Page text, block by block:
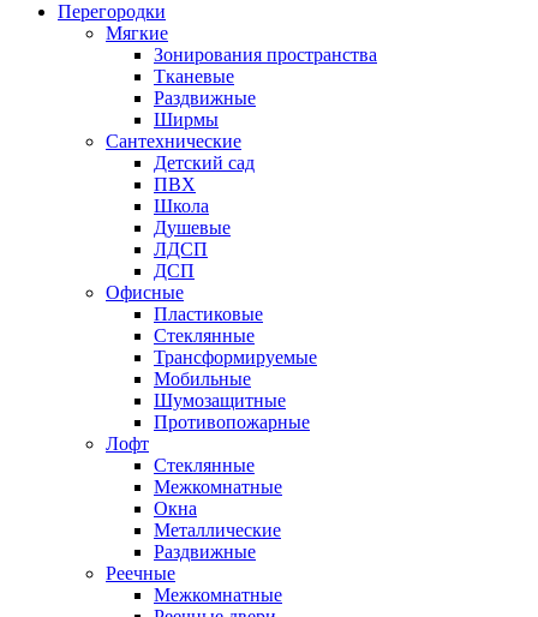
Перегородки
Мягкие
Зонирования пространства
Тканевые
Раздвижные
Ширмы
Сантехнические
Детский сад
ПВХ
Школа
Душевые
ЛДСП
ДСП
Офисные
Пластиковые
Стеклянные
Трансформируемые
Мобильные
Шумозащитные
Противопожарные
Лофт
Стеклянные
Межкомнатные
Окна
Металлические
Раздвижные
Реечные
Межкомнатные